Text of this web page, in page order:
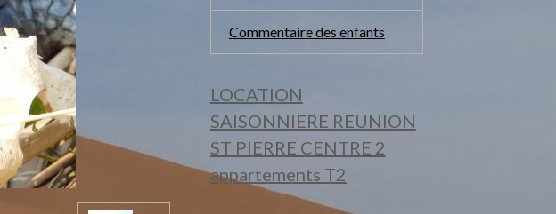
Commentaire des enfants
LOCATION
SAISONNIERE REUNION
ST PIERRE CENTRE 2
appartements T2